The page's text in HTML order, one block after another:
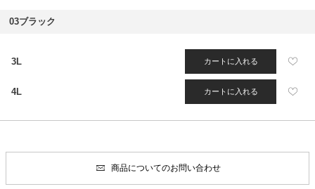
03ブラック
3L カートに入れる
4L カートに入れる
商品についてのお問い合わせ